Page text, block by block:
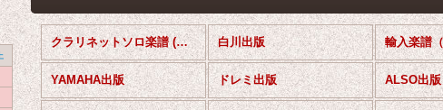
クラリネットソロ楽譜 (全商品) 白川出版
YAMAHA出版 ドレミ出版 ALSO出版